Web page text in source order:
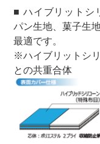
■ ハイブリットシ
パン生地、菓子生
最適です。
※ハイブリットシ
との共重合体